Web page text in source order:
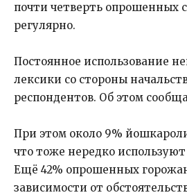
почти четверть опрошенных
регулярно.
Постоянное использование
лексики со стороны
респондентов. Об этом
При этом около 9%
что тоже нередко
Ещё 42% опрошенных
зависимости от